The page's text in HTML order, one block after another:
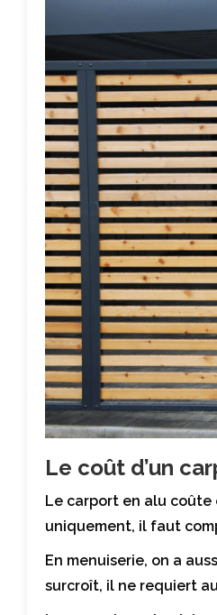
Le coût d’un
Le carport en alu coûte
uniquement, il faut
En menuiserie, on a
surcroît, il ne requiert